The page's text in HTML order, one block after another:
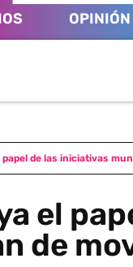
OPINIÓN
papel de las iniciativas
el
de